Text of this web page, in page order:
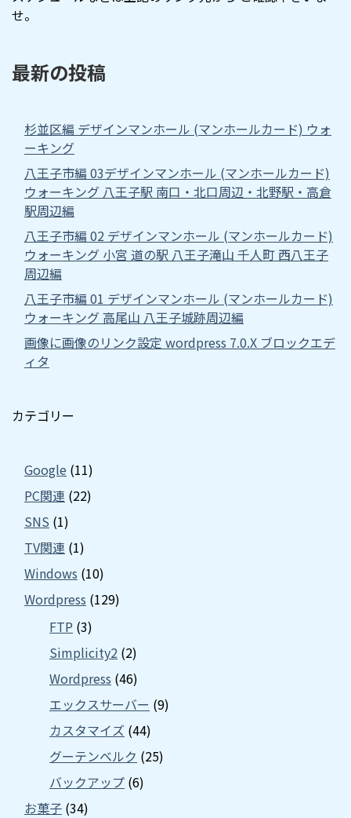
せ。
最新の投稿
杉並区編 デザインマンホール (マンホールカード) ウォ
ーキング
八王子市編 03デザインマンホール (マンホールカード)
ウォーキング 八王子駅 南口・北口周辺・北野駅・高倉
駅周辺編
八王子市編 02 デザインマンホール (マンホールカード)
ウォーキング 小宮 道の駅 八王子滝山 千人町 西八王子
周辺編
八王子市編 01 デザインマンホール (マンホールカード)
ウォーキング 高尾山 八王子城跡周辺編
画像に画像のリンク設定 wordpress 7.0.X ブロックエデ
ィタ
カテゴリー
Google (11)
PC関連 (22)
SNS (1)
TV関連 (1)
Windows (10)
Wordpress (129)
FTP (3)
Simplicity2 (2)
Wordpress (46)
エックスサーバー (9)
カスタマイズ (44)
グーテンベルク (25)
バックアップ (6)
お菓子 (34)